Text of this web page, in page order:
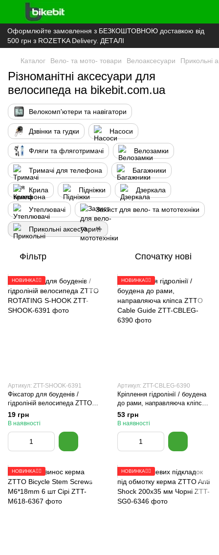
Оформлюйте замовлення з БЕЗКОШТОВНОЮ доставкою від
500 грн з ROZETKA Delivery. ДЕТАЛІ
Каталог Вело- та мото- товари Велоаксесуари Прикольні
Різноманітні аксесуари для
велосипеда на bikebit.com.ua
Велокомп'ютери та навігатори
Дзвінки та гудки Насоси
Фляги та фляготримачі Велозамки
Тримачі для телефона Багажники
Крила Підніжки Дзеркала
Утеплювачі Захист для вело- та мототехніки
Прикольні аксесуари🤟
Фільтр Спочатку нові
НОВИНКА🚴‍♂️
Артикул: ZTT-SHOOK-6391
Фіксатор для боуденів /
гідроліній велосипеда ZTTO
ROTATING S-HOOK
19 грн
В наявності
НОВИНКА🚴‍♂️
Артикул: ZTT-CBLEG-6390
Кріплення гідролінії / боудена
до рами, направляюча кліпса
ZTTO Cable Guide
53 грн
В наявності
НОВИНКА🚴‍♂️ НОВИНКА🚴‍♂️